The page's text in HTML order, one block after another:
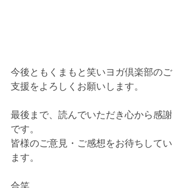
今後ともくまもと笑いヨガ倶楽部のご
支援をよろしくお願いします。
最後まで、読んでいただき心から感謝
です。
皆様のご意見・ご感想をお待ちしてい
ます。